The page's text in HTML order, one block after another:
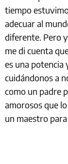
tiempo
adecuar al
diferente. Pero
me di cuenta
es una potencia
cuidándonos a
como un padre
amorosos que
un maestro